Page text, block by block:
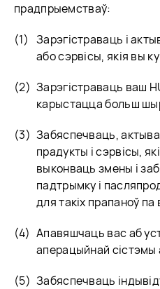
прадпрыемстваў:
Зарэгістраваць і
або сэрвісы, якія вы
Зарэгістраваць ваш
карыстацца больш
Забяспечваць,
прадукты і сэрвісы,
выконваць змены і
падтрымку і
для такіх прапаноў
Апавяшчаць вас аб
аперацыйнай сістэмы
Забяспечваць